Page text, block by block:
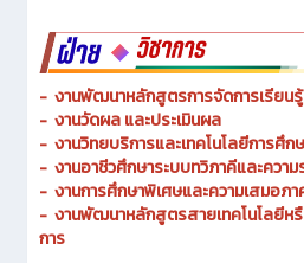
- งานทะเบียน
-งานบริหารงานทั่วไป
-งานอาคารสถานที่
- งานพัฒนาหลักสูตรการจัดการเรียนรู้
- งานวัดผล และประเมินผล
- งานวิทยบริการและเทคโนโลยีการศึกษา